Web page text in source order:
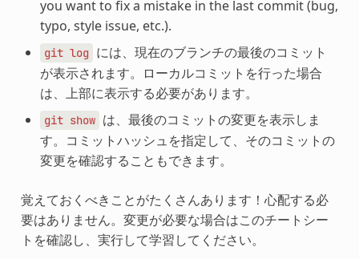
you want to fix a mistake in the last commit (bug,
typo, style issue, etc.).
git log には、現在のブランチの最後のコミット
が表示されます。ローカルコミットを行った場合
は、上部に表示する必要があります。
git show は、最後のコミットの変更を表示しま
す。コミットハッシュを指定して、そのコミットの
変更を確認することもできます。
覚えておくべきことがたくさんあります！心配する必
要はありません。変更が必要な場合はこのチートシー
トを確認し、実行して学習してください。